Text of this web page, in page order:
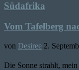
Südafrika
Vom Tafelberg
von Desiree 2.
Die Sonne strahlt,